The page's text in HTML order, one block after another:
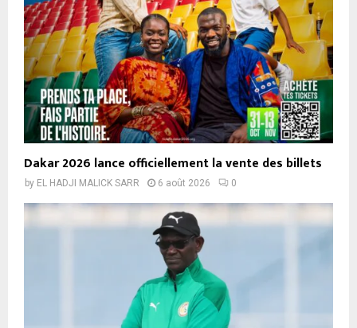
Dakar 2026 lance officiellement la vente des billets
by EL HADJI MALICK SARR 6 août 2026 0